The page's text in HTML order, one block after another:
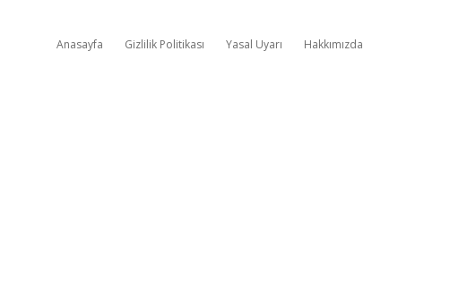
Anasayfa Gizlilik Politikası Yasal Uyarı Hakkımızda